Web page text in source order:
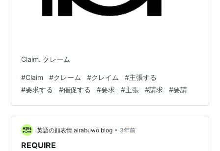
Claim. クレーム
#Claim #クレーム #クレイム #主張する
#要求する #催促する #要求 #主張 #請求 #要請
英語の顔表情.airabuwo.blog • 3年前
REQUIRE